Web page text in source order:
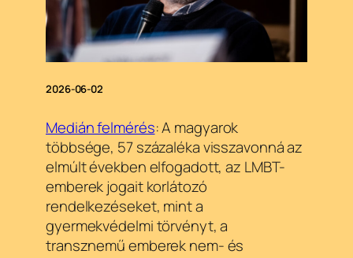
2026-06-02
Medián felmérés: A magyarok
többsége, 57 százaléka visszavonná az
elmúlt években elfogadott, az LMBT-
emberek jogait korlátozó
rendelkezéseket, mint a
gyermekvédelmi törvényt, a
transznemű emberek nem- és